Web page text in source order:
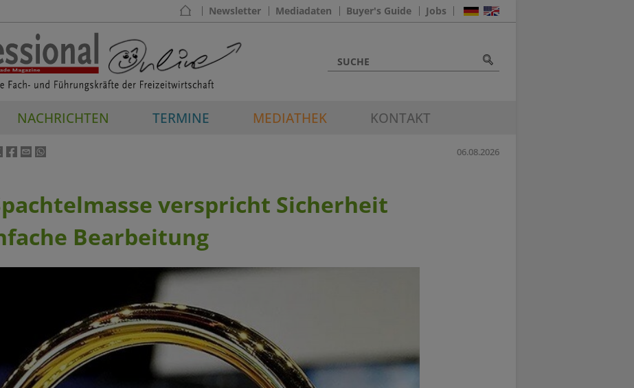
Newsletter Mediadaten Buyer's Guide Jobs
NACHRICHTEN TERMINE MEDIATHEK KONTAKT
06.08.2026
verspricht Sicherheit
Bearbeitung